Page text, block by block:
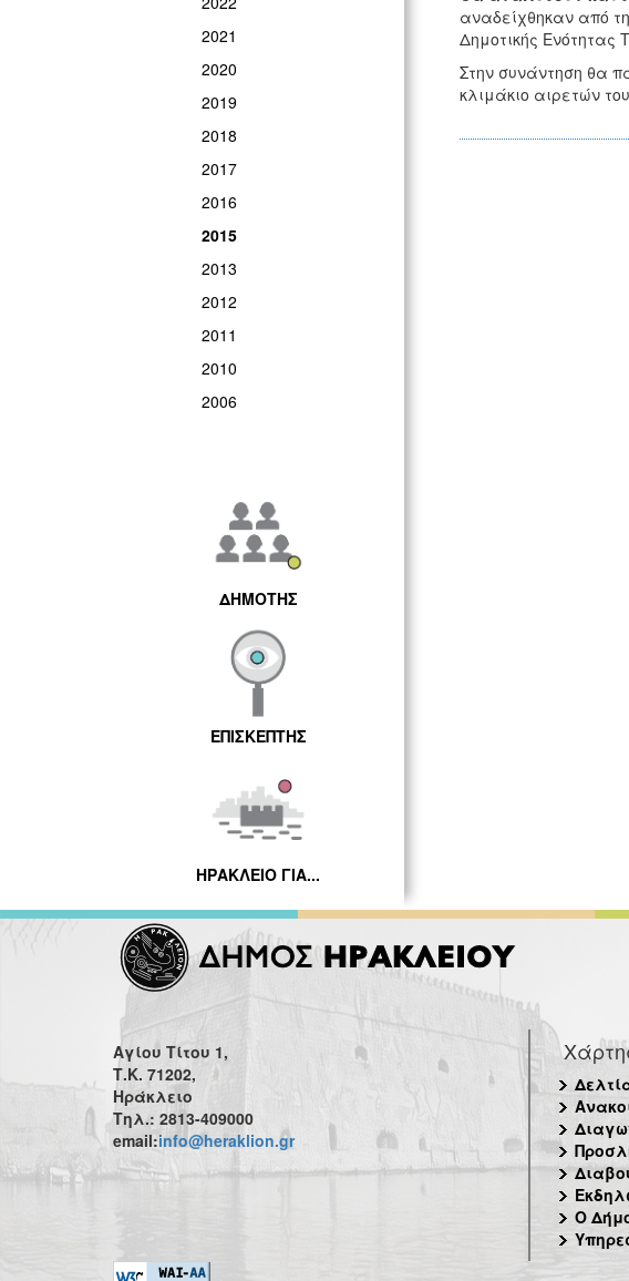
2021
2020
2019
2018
2017
2016
2015
2013
2012
2011
2010
2006
ΔΗΜΟΤΗΣ
ΕΠΙΣΚΕΠΤΗΣ
ΗΡΑΚΛΕΙΟ ΓΙΑ...
αναδείχθηκαν από
Δημοτικής Ενότητας
Στην συνάντηση θα
κλιμάκιο αιρετών
Αγίου Τίτου 1,
Τ.Κ. 71202,
Ηράκλειο
Τηλ.: 2813-409000
email:info@heraklion.gr
Ο